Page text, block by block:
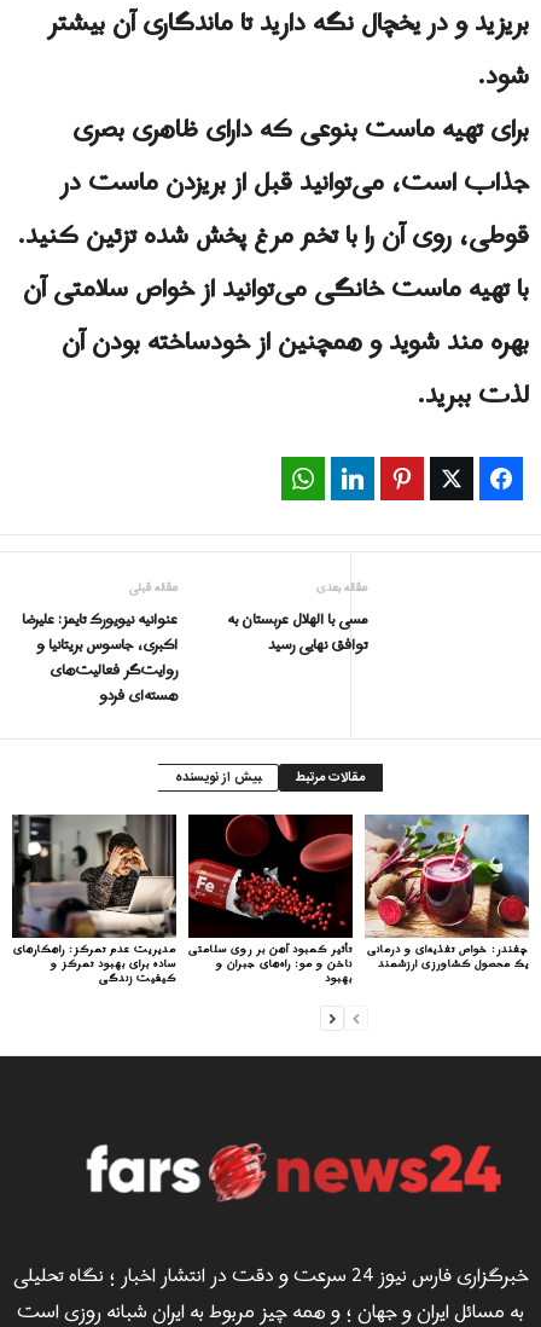
بریزید و در یخچال نگه دارید تا ماندگاری آن بیشتر
شود.
برای تهیه ماست بنوعی که دارای ظاهری بصری
جذاب است، می‌توانید قبل از بریزدن ماست در
قوطی، روی آن را با تخم مرغ پخش شده تزئین کنید.
با تهیه ماست خانگی می‌توانید از خواص سلامتی آن
بهره مند شوید و همچنین از خودساخته بودن آن
لذت ببرید.
Facebook
Twitter
Pinterest
LinkedIn
مقاله قبلی
عنوانیه نیویورک تایمز: علیرضا
اکبری، جاسوس بریتانیا و
روایت‌گر فعالیت‌های
هسته‌ای فردو
مقاله بعدی
مسی با الهلال عربستان به
توافق نهایی رسید
مقالات مرتبط بیش از نویسنده
مدیریت عدم تمرکز: راهکارهای
ساده برای بهبود تمرکز و
کیفیت زندگی
تأثیر کمبود آهن بر روی سلامتی
ناخن و مو: راه‌های جبران و
بهبود
چغندر: خواص تغذیه‌ای و درمانی
یک محصول کشاورزی ارزشمند
خبرگزاری فارس نیوز 24 سرعت و دقت در انتشار اخبار ؛ نگاه تحلیلی
به مسائل ایران و جهان ؛ و همه چیز مربوط به ایران شبانه روزی است